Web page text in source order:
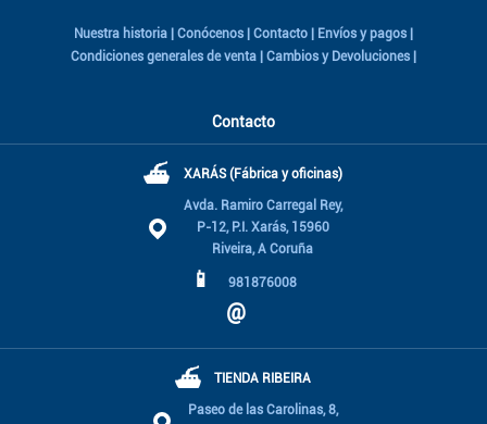
Nuestra historia Conócenos Contacto Envíos y pagos
Condiciones generales de venta
Cambios y Devoluciones
Contacto
⛴ XARÁS (Fábrica y oficinas)
Avda. Ramiro Carregal Rey,
P-12, P.I. Xarás, 15960
Riveira, A Coruña
📱 981876008
@
⛴ TIENDA RIBEIRA
Paseo de las Carolinas, 8,